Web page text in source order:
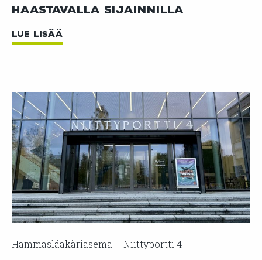
haastavalla sijainnilla
LUE LISÄÄ
Hammaslääkäriasema – Niittyportti 4